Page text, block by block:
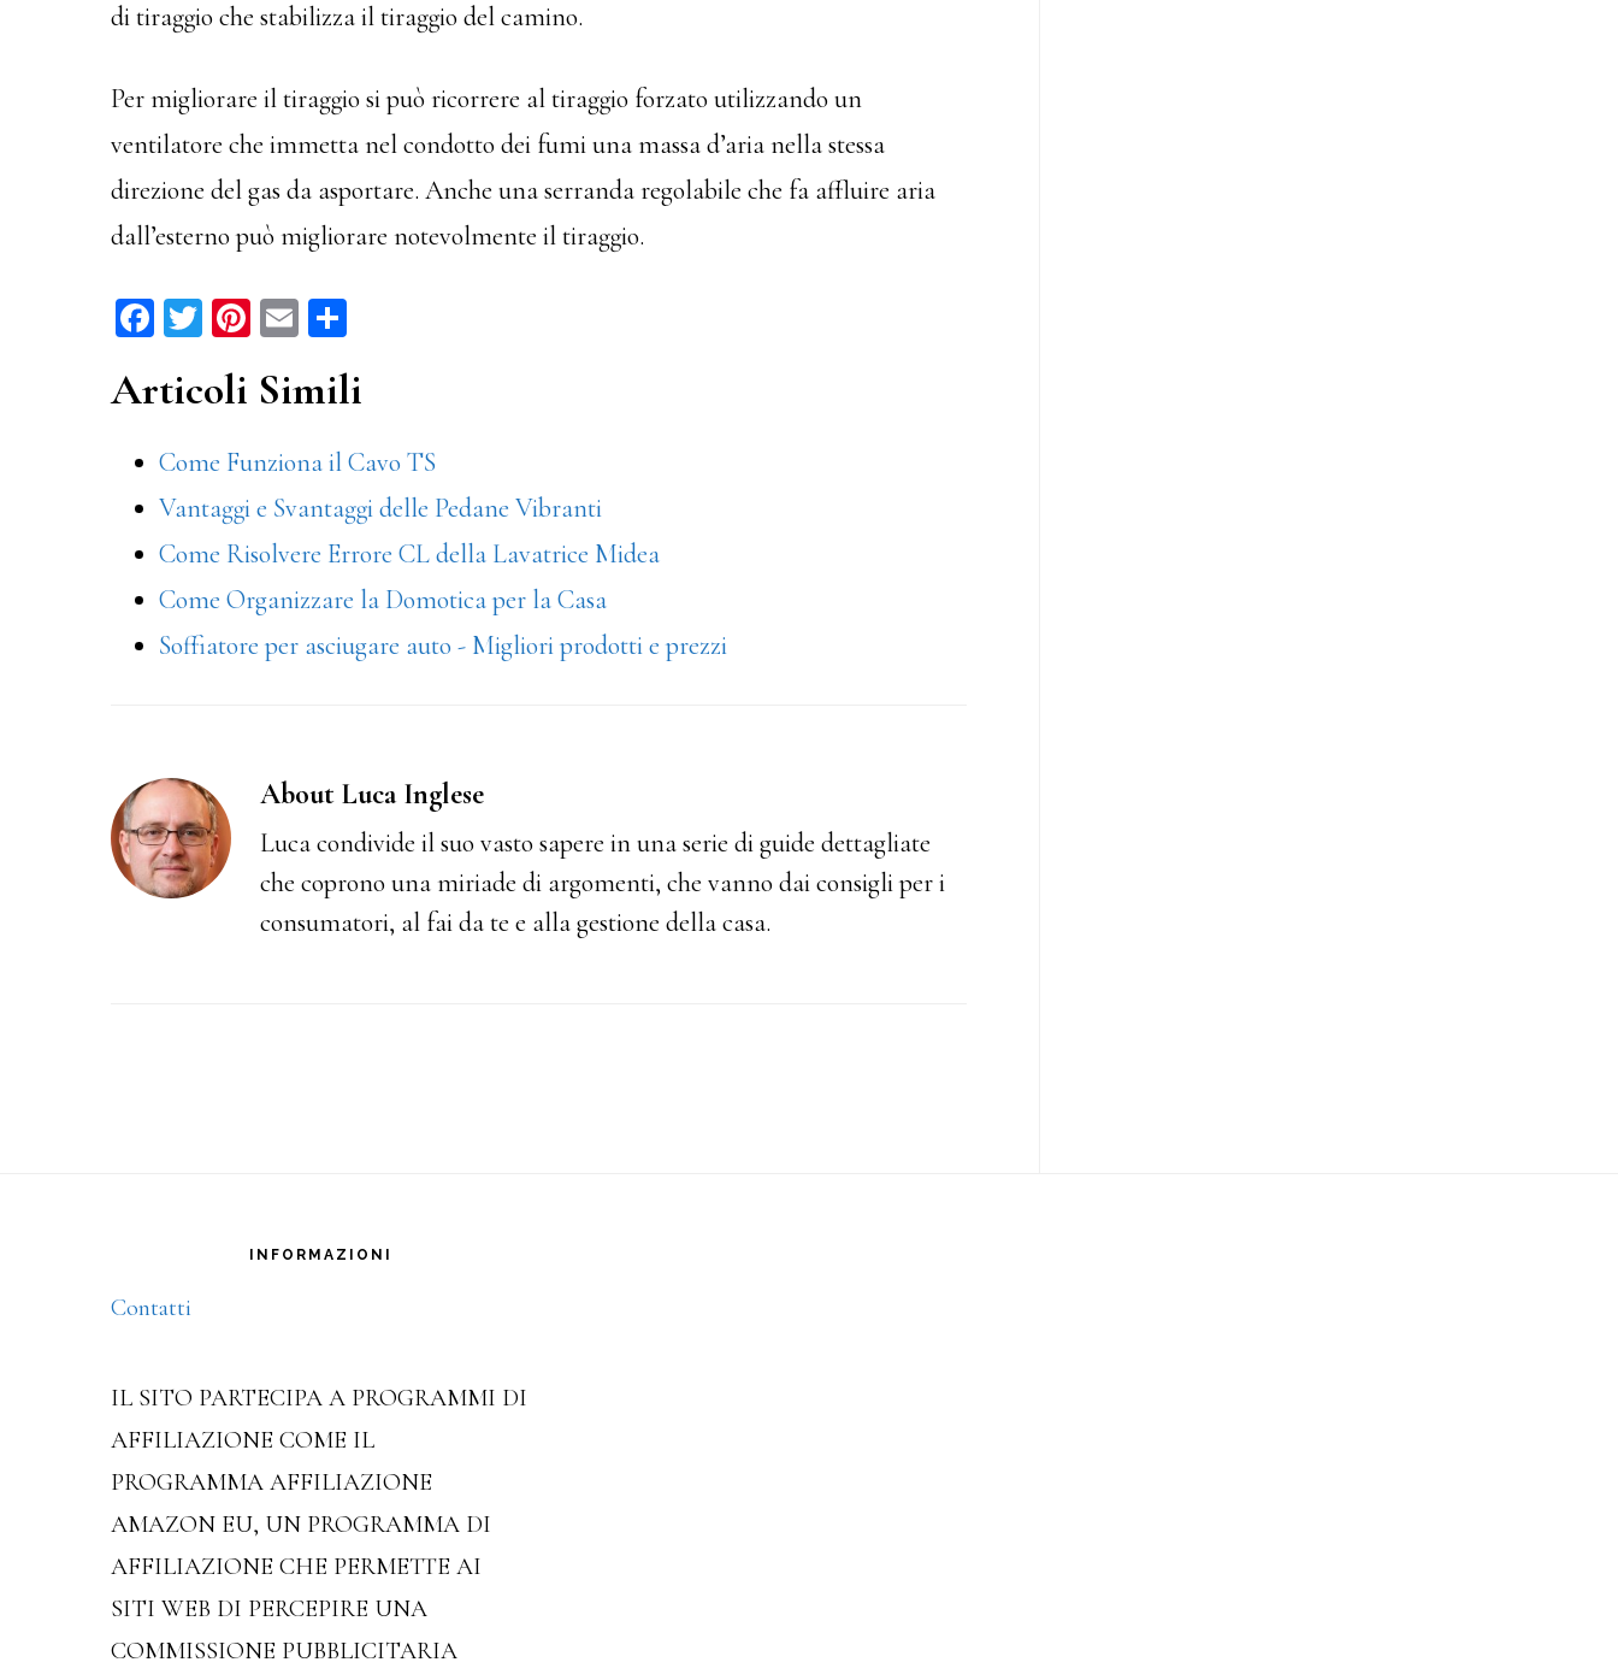
di tiraggio che stabilizza il tiraggio del camino.
Per migliorare il tiraggio si può ricorrere al tiraggio forzato utilizzando un
ventilatore che immetta nel condotto dei fumi una massa d’aria nella stessa
direzione del gas da asportare. Anche una serranda regolabile che fa affluire aria
dall’esterno può migliorare notevolmente il tiraggio.
Fa
bo
T
tt
Pi
er
t
E
ail di
di
Articoli Simili
Come Funziona il Cavo TS
Vantaggi e Svantaggi delle Pedane Vibranti
Come Risolvere Errore CL della Lavatrice Midea
Come Organizzare la Domotica per la Casa
Soffiatore per asciugare auto - Migliori prodotti e prezzi
About Luca Inglese
Luca condivide il suo vasto sapere in una serie di guide dettagliate
che coprono una miriade di argomenti, che vanno dai consigli per i
consumatori, al fai da te e alla gestione della casa.
INFORMAZIONI
Contatti
IL SITO PARTECIPA A PROGRAMMI DI
AFFILIAZIONE COME IL
PROGRAMMA AFFILIAZIONE
AMAZON EU, UN PROGRAMMA DI
AFFILIAZIONE CHE PERMETTE AI
SITI WEB DI PERCEPIRE UNA
COMMISSIONE PUBBLICITARIA